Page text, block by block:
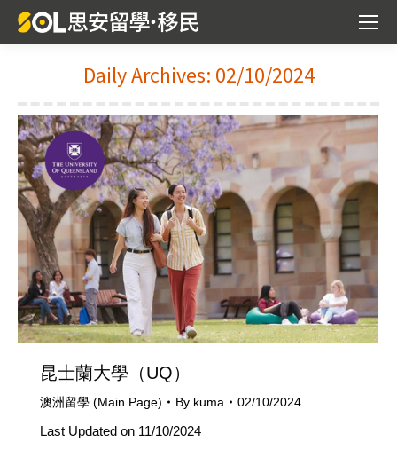
Daily Archives: 02/10/2024
昆士蘭大學（UQ）
澳洲留學 (Main Page) By kuma 02/10/2024
Last Updated on 11/10/2024